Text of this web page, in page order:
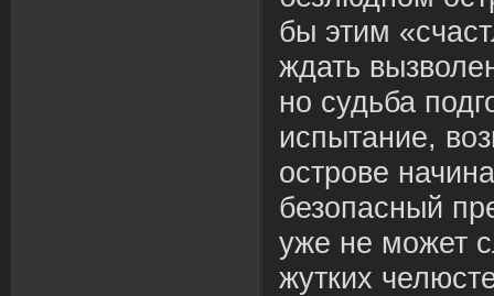
бы этим
ждать
но судьба
испытание,
острове
безопасный
уже не может
жутких